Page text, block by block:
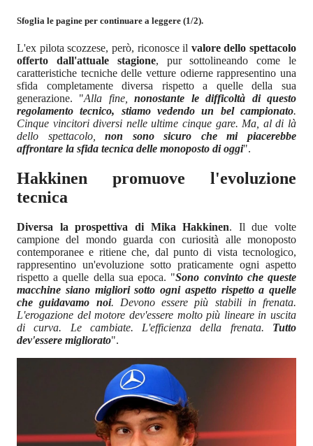
Sfoglia le pagine per continuare a leggere (1/2).
L'ex pilota scozzese, però, riconosce il valore dello spettacolo
offerto dall'attuale stagione, pur sottolineando come le
caratteristiche tecniche delle vetture odierne rappresentino una
sfida completamente diversa rispetto a quelle della sua
generazione. "Alla fine,nonostante le difficoltà di questo
regolamento tecnico, stiamo vedendo un bel campionato.
Cinque vincitori diversi nelle ultime cinque gare. Ma, al di là
dello spettacolo,non sono sicuro che mi piacerebbe
affrontare la sfida tecnica delle monoposto di oggi".
Hakkinen promuove l'evoluzione
tecnica
Diversa la prospettiva di Mika Hakkinen. Il due volte
campione del mondo guarda con curiosità alle monoposto
contemporanee e ritiene che, dal punto di vista tecnologico,
rappresentino un'evoluzione sotto praticamente ogni aspetto
rispetto a quelle della sua epoca. "Sono convinto che queste
macchine siano migliori sotto ogni aspetto rispetto a quelle
che guidavamo noi. Devono essere più stabili in frenata.
L'erogazione del motore dev'essere molto più lineare in uscita
di curva. Le cambiate. L'efficienza della frenata. Tutto
dev'essere migliorato".